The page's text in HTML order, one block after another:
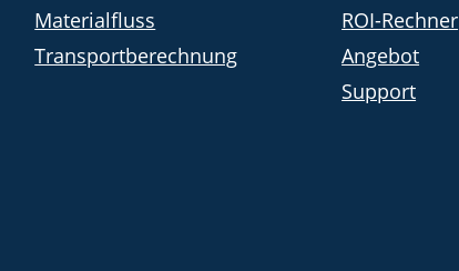
Materialfluss
Transportberechnung
ROI-Rechner
Angebot
Support